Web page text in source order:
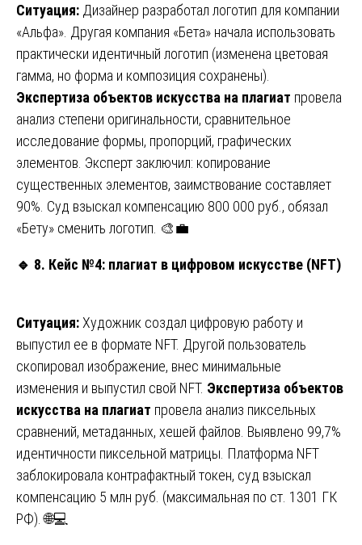
Ситуация: Дизайнер разработал логотип для компании
«Альфа». Другая компания «Бета» начала использовать
практически идентичный логотип (изменена цветовая
гамма, но форма и композиция сохранены).
Экспертиза объектов искусства на плагиат провела
анализ степени оригинальности, сравнительное
исследование формы, пропорций, графических
элементов. Эксперт заключил: копирование
существенных элементов, заимствование составляет
90%. Суд взыскал компенсацию 800 000 руб., обязал
«Бету» сменить логотип. 🎨💼
🔹 8. Кейс №4: плагиат в цифровом искусстве (NFT)
Ситуация: Художник создал цифровую работу и
выпустил ее в формате NFT. Другой пользователь
скопировал изображение, внес минимальные
изменения и выпустил свой NFT. Экспертиза объектов
искусства на плагиат провела анализ пиксельных
сравнений, метаданных, хешей файлов. Выявлено 99,7%
идентичности пиксельной матрицы. Платформа NFT
заблокировала контрафактный токен, суд взыскал
компенсацию 5 млн руб. (максимальная по ст. 1301 ГК
РФ). 🌐💻